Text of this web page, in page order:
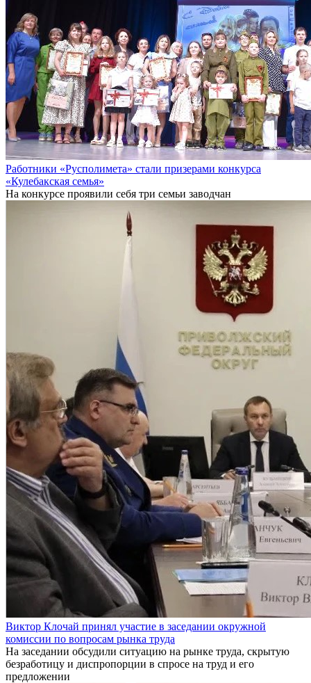
Работники «Русполимета» стали призерами конкурса
«Кулебакская семья»
На конкурсе проявили себя три семьи заводчан
Виктор Клочай принял участие в заседании окружной
комиссии по вопросам рынка труда
На заседании обсудили ситуацию на рынке труда, скрытую
безработицу и диспропорции в спросе на труд и его
предложении